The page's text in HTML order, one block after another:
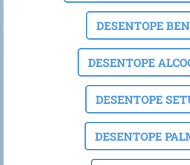
DESENTOPE
DESENTOPE
DESENTOPE
DESENTOPE